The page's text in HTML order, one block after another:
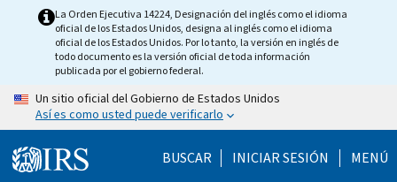
La Orden Ejecutiva 14224, Designación del inglés como el idioma
oficial de los Estados Unidos, designa al inglés como el idioma
oficial de los Estados Unidos. Por lo tanto, la versión en inglés de
todo documento es la versión oficial de toda información
publicada por el gobierno federal.
Un sitio oficial del Gobierno de Estados Unidos
Así es como usted puede verificarlo
BUSCAR INICIAR SESIÓN MENÚ